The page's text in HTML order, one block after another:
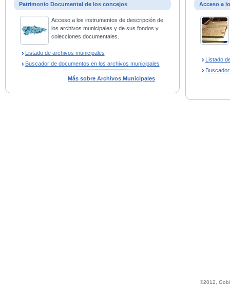
Patrimonio Documental de los concejos
Acceso a los instrumentos de descripción de
los archivos municipales y de sus fondos y
colecciones documentales.
Listado de archivos municipales
Buscador de documentos en los archivos municipales
Más sobre Archivos Municipales
Acceso a
Listado
©2012,